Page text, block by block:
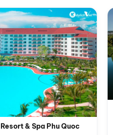
& Spa Phu Quoc